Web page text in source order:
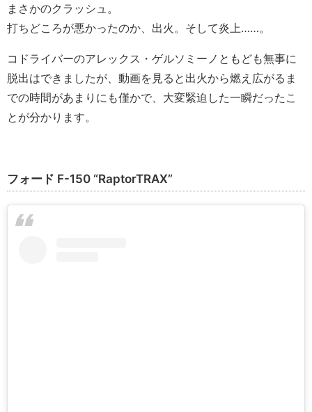
まさかのクラッシュ。
打ちどころが悪かったのか、出火。そして炎上……。
コドライバーのアレックス・ゲルソミーノともども無事に
脱出はできましたが、動画を見ると出火から燃え広がるま
での時間があまりにも僅かで、大変緊迫した一瞬だったこ
とが分かります。
フォード F-150 “RaptorTRAX”